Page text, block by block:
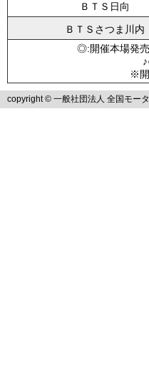
ＢＴＳ日向
ＢＴＳさつま川内
◎:開催本場発
※開
copyright © 一般社団法人 全国モー